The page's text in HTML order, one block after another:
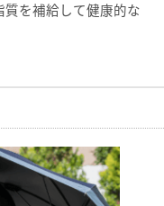
を補給して健康的な